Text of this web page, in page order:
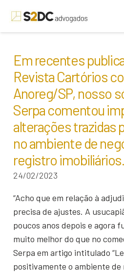
Em recentes
Revista Cartórios
Anoreg/SP, nosso
Serpa comentou
alterações trazidas
no ambiente de
registro imobiliários.
24/02/2023
“Acho que em relação à
precisa de ajustes. A
poucos anos depois e agora
muito melhor do que no
Serpa em artigo intitulado
positivamente o ambiente de